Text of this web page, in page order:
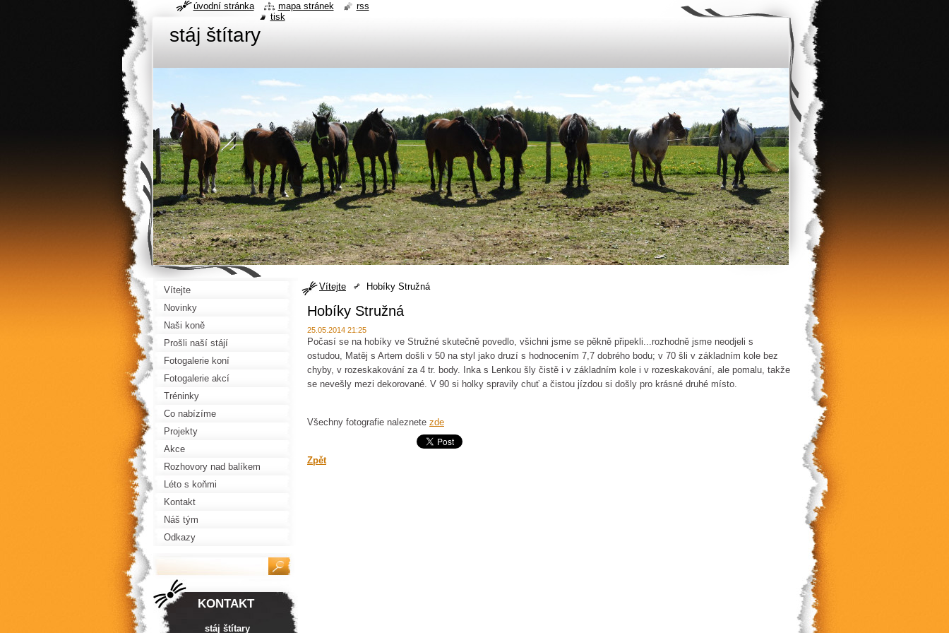
stáj štítary
Vítejte Hobíky Stružná
Hobíky Stružná
25.05.2014 21:25
Počasí se na hobíky ve Stružné skutečně povedlo, všichni jsme se pěkně připekli...rozhodně jsme neodjeli s
ostudou, Matěj s Artem došli v 50 na styl jako druzí s hodnocením 7,7 dobrého bodu; v 70 šli v základním kole bez
chyby, v rozeskakování za 4 tr. body. Inka s Lenkou šly čistě i v základním kole i v rozeskakování, ale pomalu, takže
se nevešly mezi dekorované. V 90 si holky spravily chuť a čistou jízdou si došly pro krásné druhé místo.
Všechny fotografie naleznete zde
Zpět
Vítejte
Novinky
Naši koně
Prošli naší stájí
Fotogalerie koní
Fotogalerie akcí
Tréninky
Co nabízíme
Projekty
Akce
Rozhovory nad balíkem
Léto s koňmi
Kontakt
Náš tým
Odkazy
KONTAKT
stáj štítary
úvodní stránka mapa stránek
rss
tisk